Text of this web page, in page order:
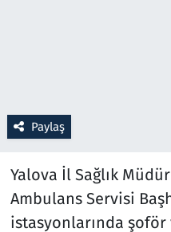
Paylaş
Yalova İl Sağlık
Ambulans Servisi
istasyonlarında şoför
Spor
Televizyon